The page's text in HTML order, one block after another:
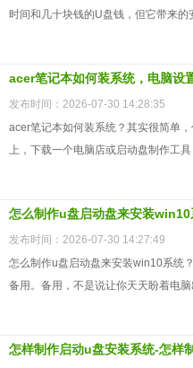
时间和几十块钱的U盘钱，但它带来
acer笔记本如何装系统，电脑设
发布时间：2026-07-30 14:28:35
acer笔记本如何装系统？其实很简单
上，下载一个电脑店或启动盘制作工
怎么制作u盘启动盘来安装
win10系统
发布时间：2026-07-30 14:27:49
怎么制作u盘启动盘来安装win10系统
备用。备用，不是说让你天天盼着电
怎样制作启动u盘安装系统-怎样